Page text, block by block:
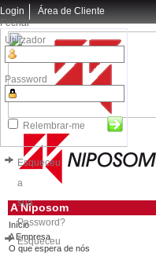
Login
Fechar
Utilizador
Password
Relembrar-me
Esqueceu
a
sua
Password?
Esqueceu
Área de Cliente
A Niposom
Início
A Empresa
O que espera de nós